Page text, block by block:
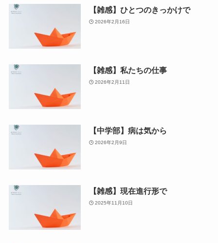
【雑感】ひとつのきっかけで
2026年2月16日
【雑感】私たちの仕事
2026年2月11日
【中学部】病は気から
2026年2月9日
【雑感】現在進行形で
2025年11月10日